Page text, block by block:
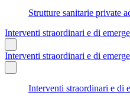
Strutture sanitarie private
Interventi straordinari e di
Interventi straordinari e di
Interventi straordinari e di